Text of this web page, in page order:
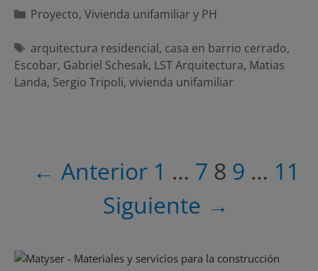
Categorías
Proyecto, Vivienda unifamiliar y PH
Etiquetas
arquitectura residencial, casa en barrio cerrado,
Escobar, Gabriel Schesak, LST Arquitectura, Matias
Landa, Sergio Tripoli, vivienda unifamiliar
Navegación
de← Anterior 1 … 7 8 9 … 11
Siguiente →